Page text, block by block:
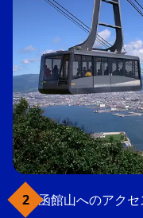
函館山へのアク